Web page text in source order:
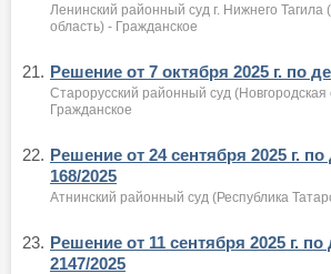
Ленинский районный суд г. Нижнего Тагила
область) - Гражданское
21. Решение от 7 октября 2025 г. по
Старорусский районный суд (Новгородская
Гражданское
22. Решение от 24 сентября 2025 г.
168/2025
Атнинский районный суд (Республика
23. Решение от 11 сентября 2025 г.
2147/2025